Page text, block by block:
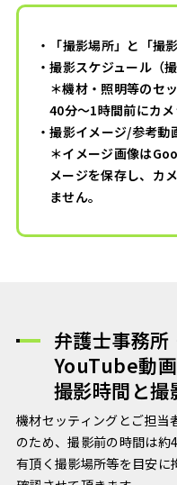
・「撮影場所」と「撮
・撮影スケジュール（
＊機材・照明等のセ
40分～1時間前にカメ
・撮影イメージ/参考動
＊イメージ画像は
メージを保存し、カ
ません。
弁護士事務所
YouTube動
撮影時間と撮
機材セッティングとご担当
のため、撮影前の時間は
有頂く撮影場所等を目安に